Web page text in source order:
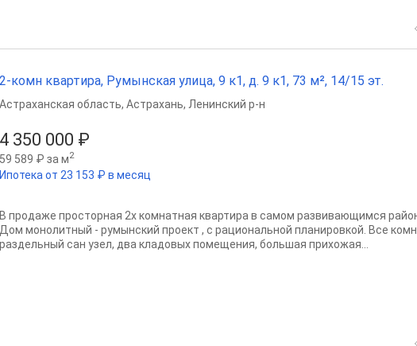
2-комн квартира, Румынская улица, 9 к1, д. 9 к1, 73 м², 14/15 эт.
4 350 000 ₽
59 589 ₽ за м2
Ипотека от 23 153 ₽ в месяц
Астраханская область, Астрахань, Ленинский р-н
В продаже просторная 2х комнатная квартира в самом развивающимся
Дом монолитный - румынский проект , с рациональной планировкой. Все
раздельный сан узел, два кладовых помещения, большая прихожая...